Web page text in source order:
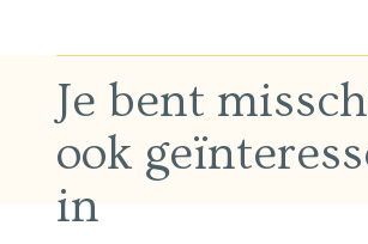
Je bent
ook
in